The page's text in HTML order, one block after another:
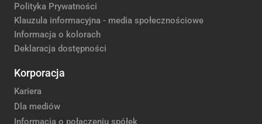
Polityka Prywatności
Klauzula informacyjna - media społecznościowe
Informacja o kolorach
Deklaracja dostępności
Korporacja
Kariera
Dla mediów
Informacja o połączeniu spółek